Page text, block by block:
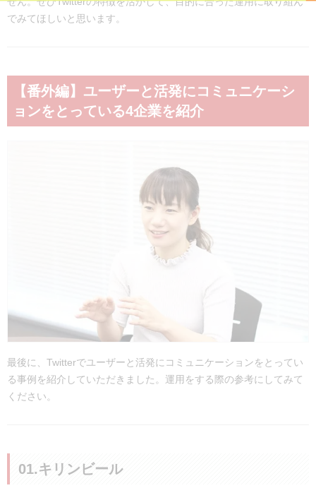
でみてほしいと思います。
【番外編】ユーザーと活発にコミュニケーシ
ョンをとっている4企業を紹介
最後に、Twitterでユーザーと活発にコミュニケーションをとってい
る事例を紹介していただきました。運用をする際の参考にしてみて
ください。
01.キリンビール